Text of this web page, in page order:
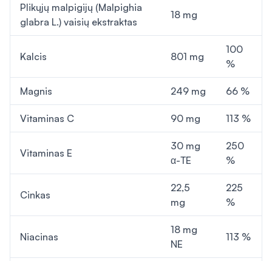
Plikųjų malpigijų (Malpighia
glabra L.) vaisių ekstraktas
18 mg
Kalcis 801 mg
100
%
Magnis 249 mg 66 %
Vitaminas C 90 mg 113 %
Vitaminas E
30 mg
α-TE
250
%
Cinkas
22,5
mg
225
%
Niacinas
18 mg
NE
113 %